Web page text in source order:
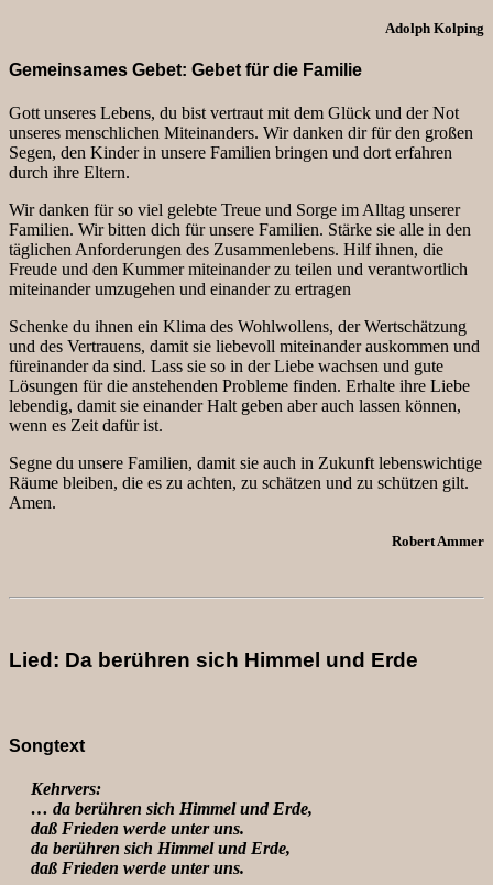
Adolph Kolping
Gemeinsames Gebet: Gebet für die Familie
Gott unseres Lebens, du bist vertraut mit dem Glück und der Not
unseres menschlichen Miteinanders. Wir danken dir für den großen
Segen, den Kinder in unsere Familien bringen und dort erfahren
durch ihre Eltern.
Wir danken für so viel gelebte Treue und Sorge im Alltag unserer
Familien. Wir bitten dich für unsere Familien. Stärke sie alle in den
täglichen Anforderungen des Zusammenlebens. Hilf ihnen, die
Freude und den Kummer miteinander zu teilen und verantwortlich
miteinander umzugehen und einander zu ertragen
Schenke du ihnen ein Klima des Wohlwollens, der Wertschätzung
und des Vertrauens, damit sie liebevoll miteinander auskommen und
füreinander da sind. Lass sie so in der Liebe wachsen und gute
Lösungen für die anstehenden Probleme finden. Erhalte ihre Liebe
lebendig, damit sie einander Halt geben aber auch lassen können,
wenn es Zeit dafür ist.
Segne du unsere Familien, damit sie auch in Zukunft lebenswichtige
Räume bleiben, die es zu achten, zu schätzen und zu schützen gilt.
Amen.
Robert Ammer
Lied: Da berühren sich Himmel und Erde
Songtext
Kehrvers:
… da berühren sich Himmel und Erde,
daß Frieden werde unter uns.
da berühren sich Himmel und Erde,
daß Frieden werde unter uns.